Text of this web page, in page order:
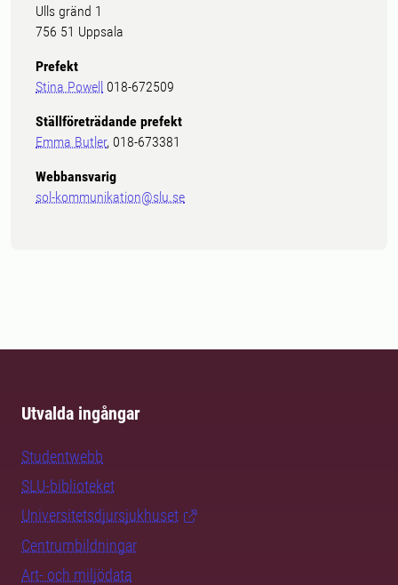
Ulls gränd 1
756 51 Uppsala
Prefekt
Stina Powell 018-672509
Ställföreträdande prefekt
Emma Butler, 018-673381
Webbansvarig
sol-kommunikation@slu.se
Utvalda ingångar
Studentwebb
SLU-biblioteket
Universitetsdjursjukhuset
Centrumbildningar
Art- och miljödata